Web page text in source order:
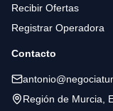
Recibir Ofertas
Registrar Operadora
Contacto
Región de Murcia,